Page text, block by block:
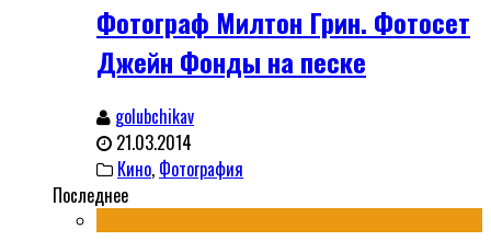
Фотограф Милтон Грин. Фотосет
Джейн Фонды на песке
golubchikav
21.03.2014
Кино, Фотография
Последнее